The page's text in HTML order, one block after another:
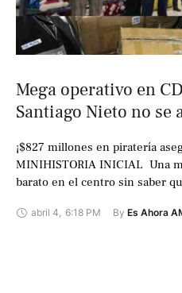
Mega operativo en
Santiago Nieto no se
¡$827 millones en piratería
MINIHISTORIA INICIAL ‍ Una
barato en el centro sin saber
abril 4, 6:18 PM By Es Ahora